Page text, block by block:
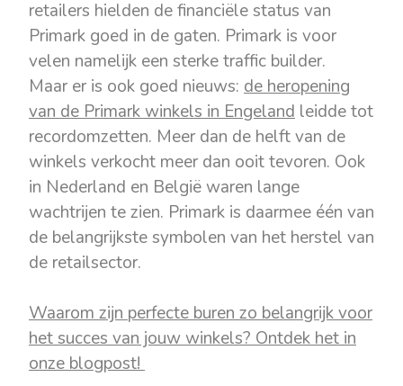
retailers hielden de financiële status van
Primark goed in de gaten. Primark is voor
velen namelijk een sterke traffic builder.
Maar er is ook goed nieuws: de heropening
van de Primark winkels in Engeland leidde tot
recordomzetten. Meer dan de helft van de
winkels verkocht meer dan ooit tevoren. Ook
in Nederland en België waren lange
wachtrijen te zien. Primark is daarmee één van
de belangrijkste symbolen van het herstel van
de retailsector.
Waarom zijn perfecte buren zo belangrijk voor
het succes van jouw winkels? Ontdek het in
onze blogpost!